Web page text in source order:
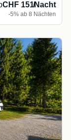
CHF 151/Nacht
-5% ab 8 Nächten